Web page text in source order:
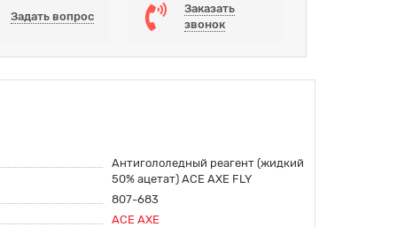
Задать вопрос
Заказать
звонок
Антигололедный реагент (жидкий
50% ацетат) ACЕ AXE FLY
807-683
ACE AXE